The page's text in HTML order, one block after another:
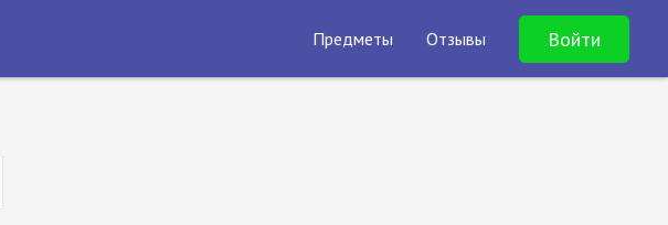
Предметы Отзывы Войти